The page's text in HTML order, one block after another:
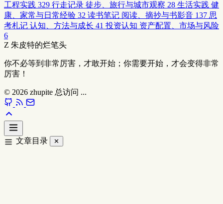
工程实践 329 行走记录 徒步、旅行与城市观察 28 生活实践 健
康、家常与日常经验 32 读书笔记 阅读、摘抄与书影音 137 思
考札记 认知、方法与成长 41 投资认知 资产配置、市场与风险
6
Z 朱皮特的烂笔头
你不必等到非常厉害，才敢开始；你需要开始，才会变得非常
厉害！
© 2026 zhupite 总访问 ...
文章目录 ✕